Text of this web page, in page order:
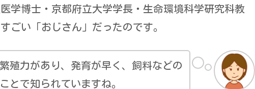
学博士・京都府立大学学長・生命環境科学研究科教
ごい「おじさん」だったのです。
殖力があり、発育が早く、飼料などの
とで知られていますね。